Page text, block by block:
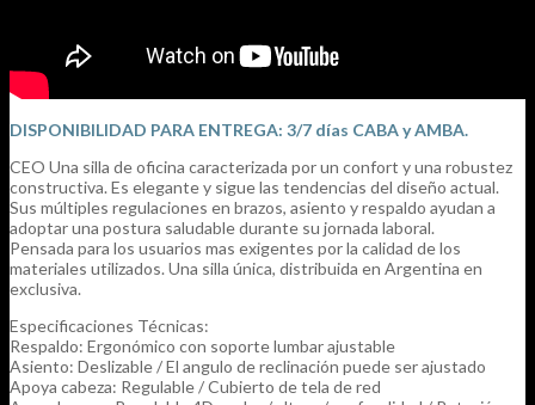
DISPONIBILIDAD PARA ENTREGA: 3/7 días CABA y AMBA.
CEO Una silla de oficina caracterizada por un confort y una robustez
constructiva. Es elegante y sigue las tendencias del diseño actual.
Sus múltiples regulaciones en brazos, asiento y respaldo ayudan a
adoptar una postura saludable durante su jornada laboral.
Pensada para los usuarios mas exigentes por la calidad de los
materiales utilizados. Una silla única, distribuida en Argentina en
exclusiva.
Especificaciones Técnicas:
Respaldo: Ergonómico con soporte lumbar ajustable
Asiento: Deslizable / El angulo de reclinación puede ser ajustado
Apoya cabeza: Regulable / Cubierto de tela de red